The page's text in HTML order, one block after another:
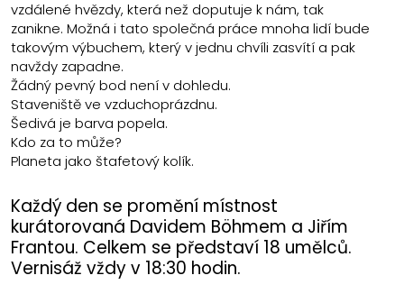
vzdálené hvězdy, která než doputuje k nám, tak
zanikne. Možná i tato společná práce mnoha lidí bude
takovým výbuchem, který v jednu chvíli zasvítí a pak
navždy zapadne.
Žádný pevný bod není v dohledu.
Staveniště ve vzduchoprázdnu.
Šedivá je barva popela.
Kdo za to může?
Planeta jako štafetový kolík.
Každý den se promění místnost
kurátorovaná Davidem Böhmem a Jiřím
Frantou. Celkem se představí 18 umělců.
Vernisáž vždy v 18:30 hodin.